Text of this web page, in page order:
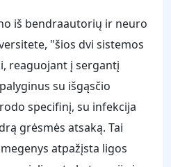
iš bendraautorių ir neuro
"šios dvi sistemos
reaguojant į sergantį
su išgąsčio
specifinį, su infekcija
grėsmės atsaką. Tai
atpažįsta ligos